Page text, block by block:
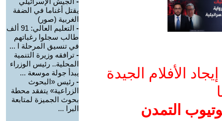
الأفلام الجيدة
التمدن
يقتل أغناما في الضفة
الغربية (صور)
-
التعليم العالي: 91 ألف
طالب سجلوا رغباتهم
في تنسيق المرحلة ا ...
- ترافقه وزيرة التنمية
المحلية.. رئيس الوزراء
يبدأ جولة موسعة ...
- رئيس «البحوث
الزراعية» يتفقد محطة
بحوث الجميزة لمتابعة
البرا ...